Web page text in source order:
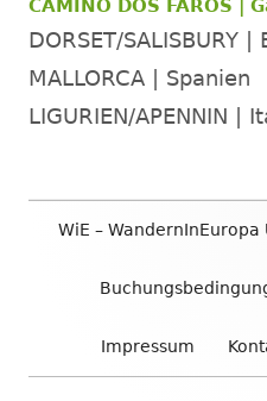
CAMIÑO DOS FAROS |
DORSET/SALISBURY |
MALLORCA | Spanien
LIGURIEN/APENNIN |
Footer
WiE –
Impressum